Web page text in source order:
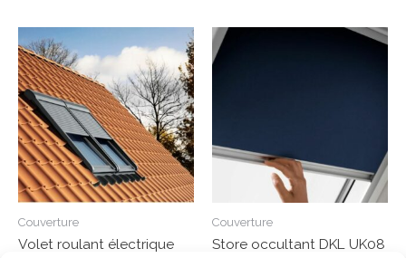
Couverture
Volet roulant électrique
Couverture
Store occultant DKL UK08